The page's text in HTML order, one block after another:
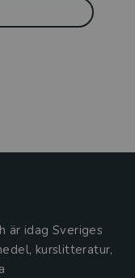
är idag Sveriges
kurslitteratur,